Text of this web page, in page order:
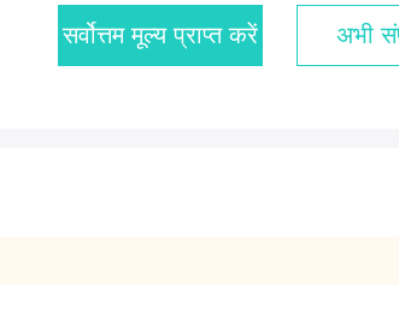
सर्वोत्तम मूल्य प्राप्त करें अभी